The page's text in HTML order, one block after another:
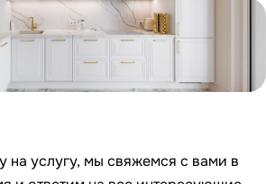
на услугу, мы свяжемся с вами в